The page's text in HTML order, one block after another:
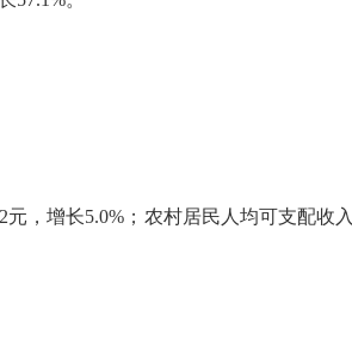
元，增长5.0% ；农村居民人均可支配收入